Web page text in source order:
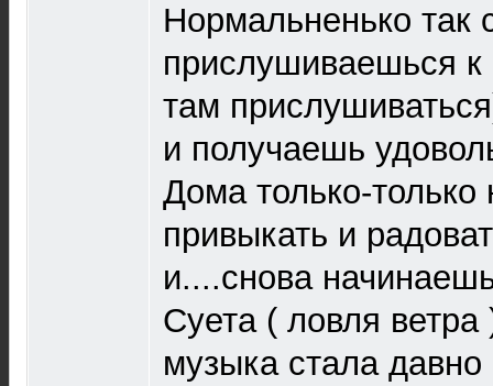
Нормальненько так
прислушиваешься
там
и получаешь
Дома только-
привыкать и
и....снова
Суета ( ловля
музыка стала